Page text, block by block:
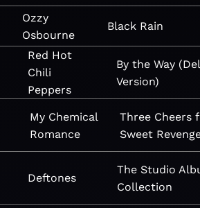
Ozzy
Osbourne
Black Rain
Red Hot
Chili
Peppers
By the Way
Version)
My Chemical
Romance
Three Cheers
Sweet
Deftones
The Studio
Collection